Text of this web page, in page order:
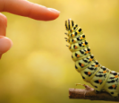
place (dans la